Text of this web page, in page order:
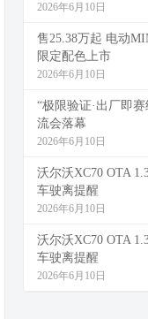
2026年6月10日
售25.38万起 电动
限定配色上市
2026年6月10日
“极限验证·出厂即
流会落幕
2026年6月10日
沃尔沃XC70 OTA
车驶离提醒
2026年6月10日
沃尔沃XC70 OTA
车驶离提醒
2026年6月10日